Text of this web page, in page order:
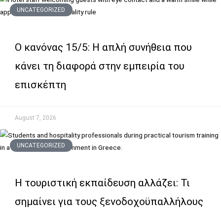
UNCATEGORIZED
Ο κανόνας 15/5: Η απλή συνήθεια που
κάνει τη διαφορά στην εμπειρία του
επισκέπτη
August 7, 2026
UNCATEGORIZED
Η τουριστική εκπαίδευση αλλάζει: Τι
σημαίνει για τους ξενοδοχοϋπαλλήλους